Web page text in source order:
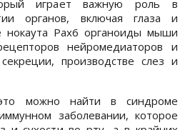
играет важную роль в
органов, включая глаза и
нокаута Pax6 органоиды мыши
нейромедиаторов и
производстве слез и
можно найти в синдроме
заболевании, которое